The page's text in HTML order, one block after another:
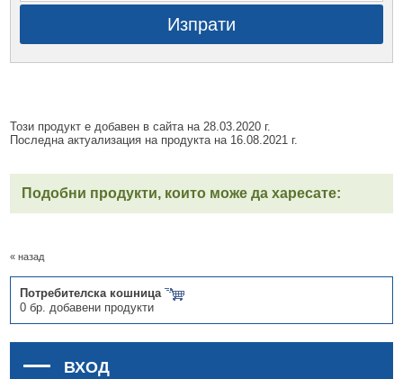
Изпрати
Този продукт е добавен в сайта на 28.03.2020 г.
Последна актуализация на продукта на 16.08.2021 г.
Подобни продукти, които може да харесате:
« назад
Потребителска кошница
0 бр. добавени продукти
ВХОД